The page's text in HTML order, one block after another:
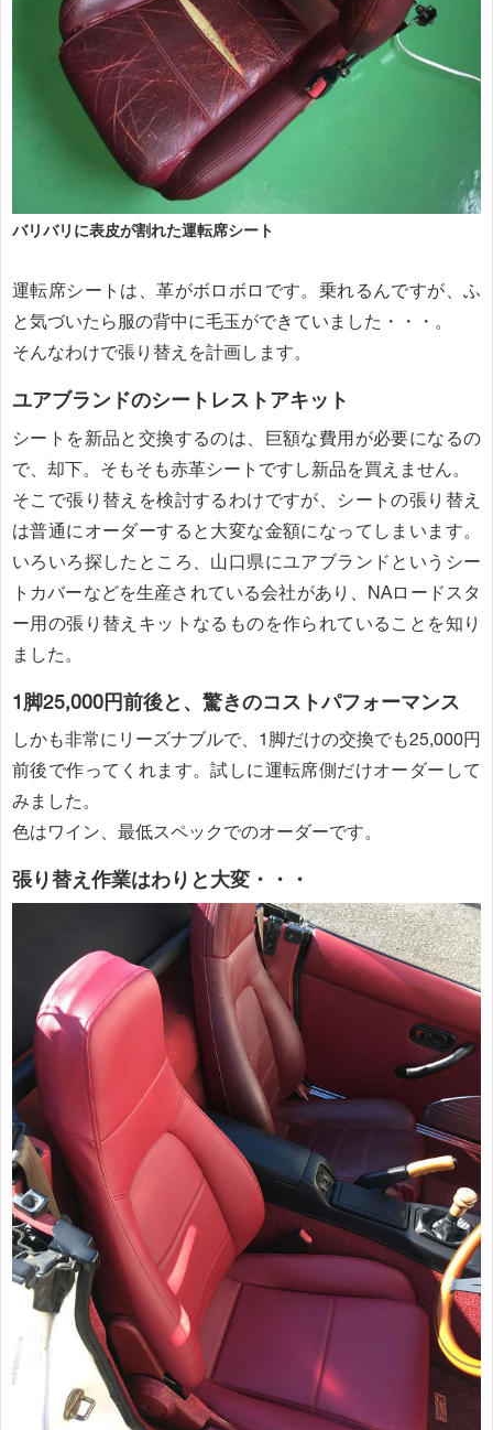
バリバリに表皮が割れた運転席シート
運転席シートは、革がボロボロです。乗れるんですが、ふ
と気づいたら服の背中に毛玉ができていました・・・。
そんなわけで張り替えを計画します。
ユアブランドのシートレストアキット
シートを新品と交換するのは、巨額な費用が必要になるの
で、却下。そもそも赤革シートですし新品を買えません。
そこで張り替えを検討するわけですが、シートの張り替え
は普通にオーダーすると大変な金額になってしまいます。
いろいろ探したところ、山口県にユアブランドというシー
トカバーなどを生産されている会社があり、NAロードスタ
ー用の張り替えキットなるものを作られていることを知り
ました。
1脚25,000円前後と、驚きのコストパフォーマンス
しかも非常にリーズナブルで、1脚だけの交換でも25,000円
前後で作ってくれます。試しに運転席側だけオーダーして
みました。
色はワイン、最低スペックでのオーダーです。
張り替え作業はわりと大変・・・